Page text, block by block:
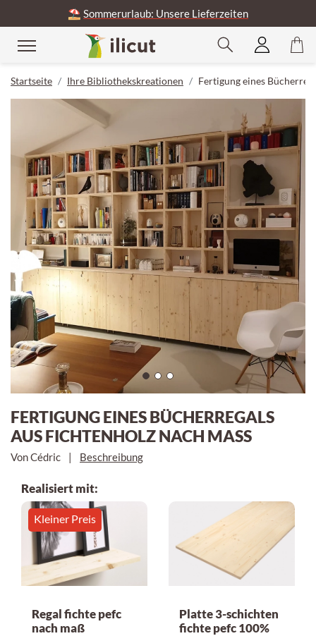
⛱️ Sommerurlaub: Unsere Lieferzeiten
Startseite Ihre Bibliothekskreationen Fertigung eines
FERTIGUNG EINES BÜCHERREGALS
AUS FICHTENHOLZ NACH MASS
Von Cédric Beschreibung
Realisiert mit:
Kleiner Preis
Regal fichte pefc
nach maß
Platte 3-schichten
fichte pefc 100%